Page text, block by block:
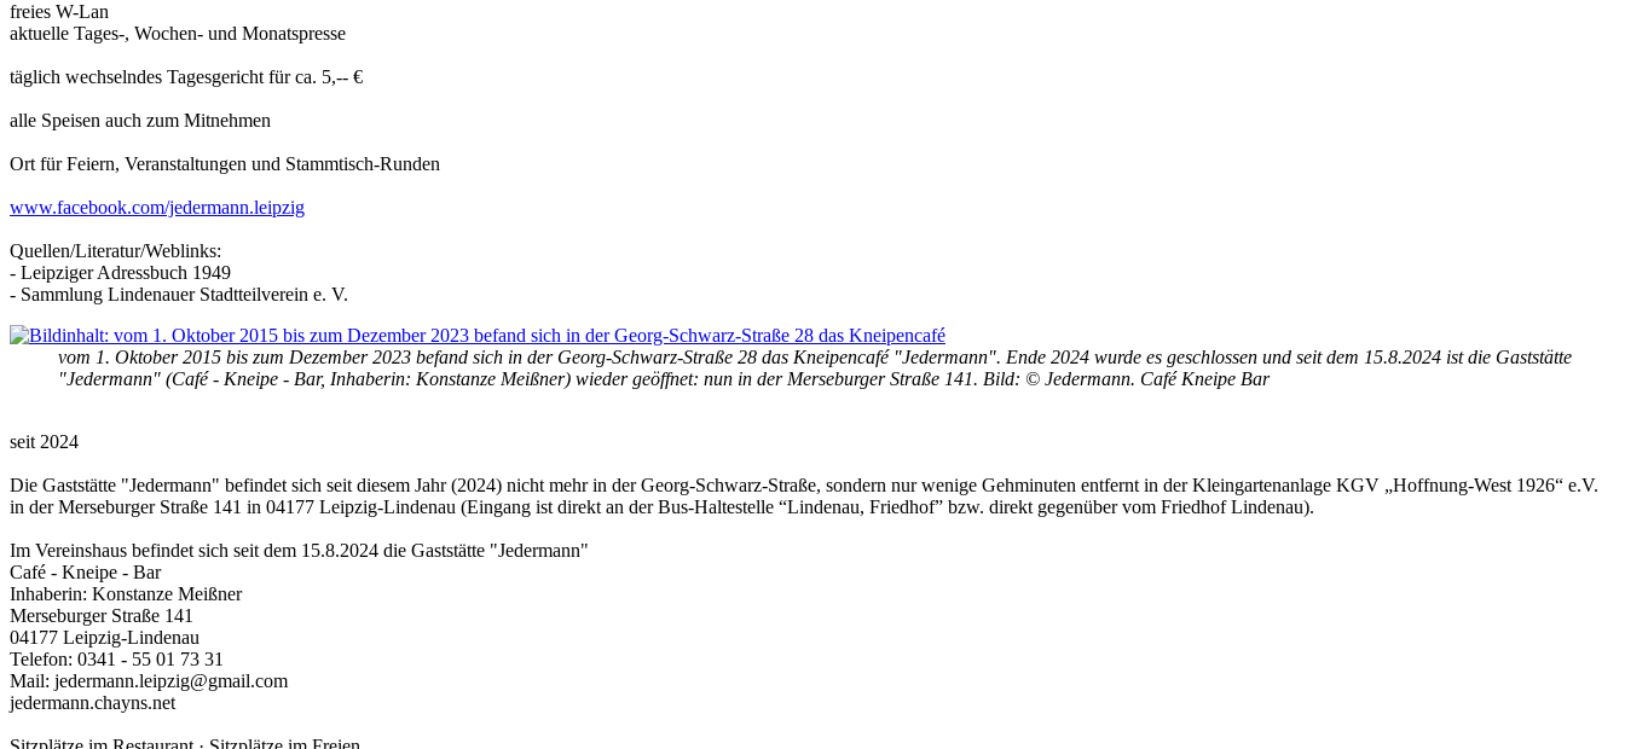
freies W-Lan
aktuelle Tages-, Wochen- und Monatspresse
täglich wechselndes Tagesgericht für ca. 5,-- €
alle Speisen auch zum Mitnehmen
Ort für Feiern, Veranstaltungen und Stammtisch-Runden
www.facebook.com/jedermann.leipzig
Quellen/Literatur/Weblinks:
- Leipziger Adressbuch 1949
- Sammlung Lindenauer Stadtteilverein e. V.
vom 1. Oktober 2015 bis zum Dezember 2023 befand sich in der Georg-Schwarz-Straße 28 das Kneipencafé "Jedermann". Ende 2024 wurde es geschlossen und seit dem 15.8.2024 ist die Gaststätte
"Jedermann" (Café - Kneipe - Bar, Inhaberin: Konstanze Meißner) wieder geöffnet: nun in der Merseburger Straße 141. Bild: © Jedermann. Café Kneipe Bar
seit 2024
Die Gaststätte "Jedermann" befindet sich seit diesem Jahr (2024) nicht mehr in der Georg-Schwarz-Straße, sondern nur wenige Gehminuten entfernt in der Kleingartenanlage KGV „Hoffnung-West 1926“ e.V.
in der Merseburger Straße 141 in 04177 Leipzig-Lindenau (Eingang ist direkt an der Bus-Haltestelle “Lindenau, Friedhof” bzw. direkt gegenüber vom Friedhof Lindenau).
Im Vereinshaus befindet sich seit dem 15.8.2024 die Gaststätte "Jedermann"
Café - Kneipe - Bar
Inhaberin: Konstanze Meißner
Merseburger Straße 141
04177 Leipzig-Lindenau
Telefon: 0341 - 55 01 73 31
Mail: jedermann.leipzig@gmail.com
jedermann.chayns.net